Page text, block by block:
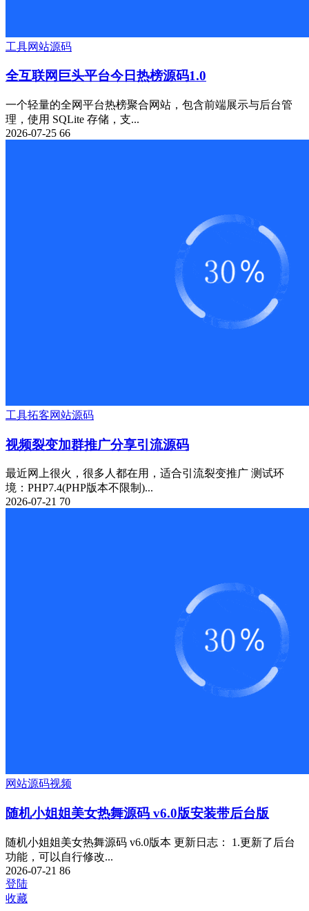
工具网站源码
全互联网巨头平台今日热榜源码1.0
一个轻量的全网平台热榜聚合网站，包含前端展示与后台管
理，使用 SQLite 存储，支...
2026-07-25 66
工具拓客网站源码
视频裂变加群推广分享引流源码
最近网上很火，很多人都在用，适合引流裂变推广 测试环
境：PHP7.4(PHP版本不限制)...
2026-07-21 70
网站源码视频
随机小姐姐美女热舞源码 v6.0版安装带后台版
随机小姐姐美女热舞源码 v6.0版本 更新日志： 1.更新了后台
功能，可以自行修改...
2026-07-21 86
登陆
收藏